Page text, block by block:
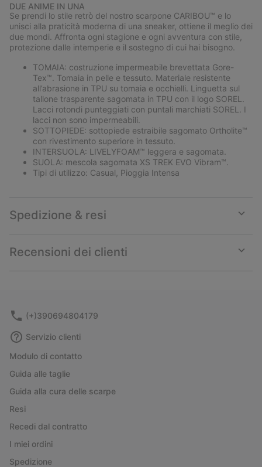
DUE ANIME IN UNA
Se prendi lo stile retrò del nostro scarpone CARIBOU™ e lo
unisci alla praticità moderna di una sneaker, ottiene il meglio dei
due mondi. Affronta ogni stagione e ogni avventura con stile,
protezione dalle intemperie e il sostegno di cui hai bisogno.
TOMAIA: costruzione impermeabile brevettata Gore-
Tex™. Tomaia in pelle e tessuto. Materiale resistente
all’abrasione in TPU su tomaia e occhielli. Linguetta sul
tallone trasparente sagomata in TPU con il logo SOREL.
Lacci rotondi punteggiati con puntali marchiati SOREL. I
lacci non sono impermeabili.
SOTTOPIEDE: sottopiede estraibile sagomato Ortholite™
con rivestimento superiore in tessuto.
INTERSUOLA: LIVELYFOAM™ leggera e sagomata.
SUOLA: mescola sagomata XS TREK EVO Vibram™.
Tipi di utilizzo: Casual, Pioggia Intensa
Spedizione & resi
or
Recensioni dei clienti
or
(+)390694804179
Servizio clienti
Modulo di contatto
Guida alle taglie
Guida alla cura delle scarpe
Resi
Recedi dal contratto
I miei ordini
Spedizione